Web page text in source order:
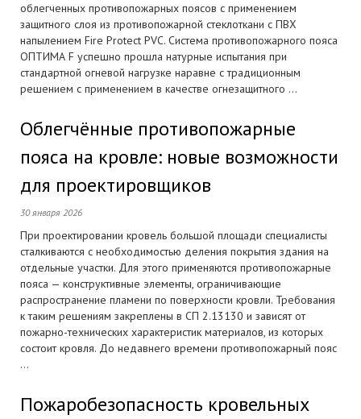
облегченных противопожарных поясов с применением
защитного слоя из противопожарной стеклоткани с ПВХ
напылением Fire Protect PVC. Система противопожарного пояса
ОПТИМА F успешно прошла натурные испытания при
стандартной огневой нагрузке наравне с традиционным
решением с применением в качестве огнезащитного ...
Облегчённые противопожарные
пояса на кровле: новые возможности
для проектировщиков
30 января 2026
При проектировании кровель большой площади специалисты
сталкиваются с необходимостью деления покрытия здания на
отдельные участки. Для этого применяются противопожарные
пояса — конструктивные элементы, ограничивающие
распространение пламени по поверхности кровли. Требования
к таким решениям закреплены в СП 2.13130 и зависят от
пожарно-технических характеристик материалов, из которых
состоит кровля. До недавнего времени противопожарный пояс
...
Пожаробезопасность кровельных